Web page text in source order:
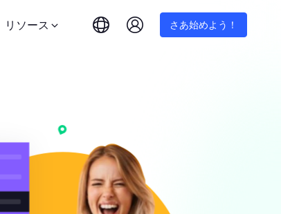
リソース さあ始めよう！